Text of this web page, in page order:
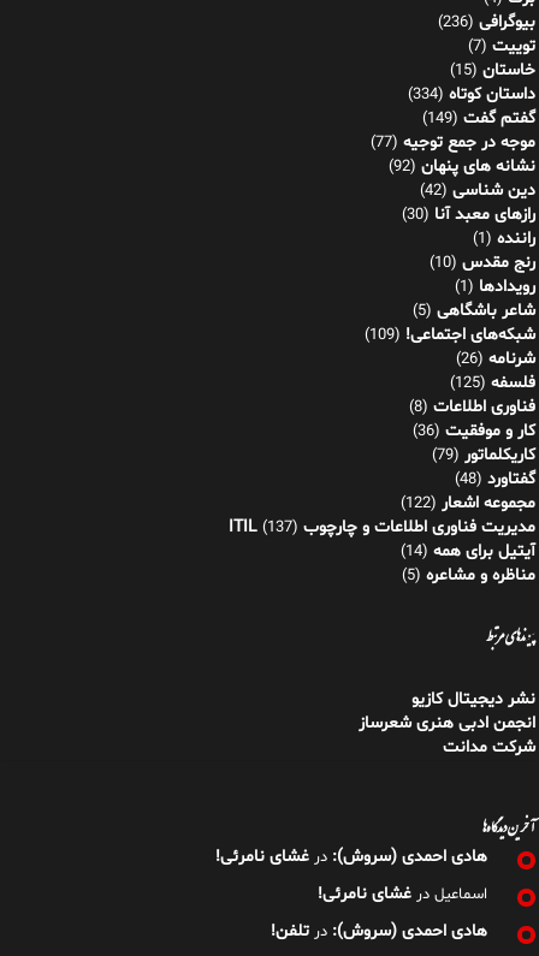
بیوگرافی (236)
توییت (7)
خاستان (15)
داستان کوتاه (334)
گفتم گفت (149)
موجه در جمع توجیه (77)
نشانه های پنهان (92)
دین شناسی (42)
رازهای معبد آنا (30)
راننده (1)
رنج مقدس (10)
رویدادها (1)
شاعر باشگاهی (5)
شبکه‌های اجتماعی! (109)
شرنامه (26)
فلسفه (125)
فناوری اطلاعات (8)
کار و موفقیت (36)
کاریکلماتور (79)
گفتاورد (48)
مجموعه اشعار (122)
مدیریت فناوری اطلاعات و چارچوب ITIL (137)
آیتیل برای همه (14)
مناظره و مشاعره (5)
پیوندهای مرتبط
نشر دیجیتال کازیو
انجمن ادبی هنری شعرساز
شرکت مدانت
آخرین دیدگاه‌ها
هادی احمدی (سروش): در غشای نامرئی!
اسماعیل در غشای نامرئی!
هادی احمدی (سروش): در تلفن!